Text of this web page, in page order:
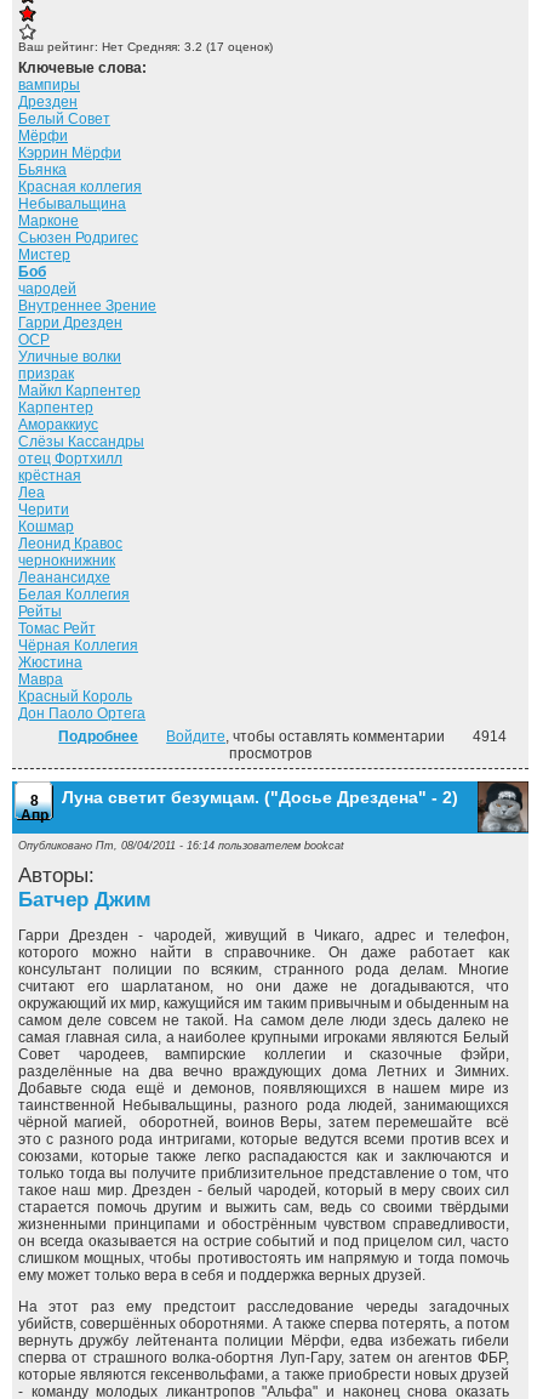
Ваш рейтинг: Нет Средняя: 3.2 (17 оценок)
Ключевые слова:
вампиры
Дрезден
Белый Совет
Мёрфи
Кэррин Мёрфи
Бьянка
Красная коллегия
Небывальщина
Марконе
Сьюзен Родригес
Мистер
Боб
чародей
Внутреннее Зрение
Гарри Дрезден
ОСР
Уличные волки
призрак
Майкл Карпентер
Карпентер
Амораккиус
Слёзы Кассандры
отец Фортхилл
крёстная
Леа
Черити
Кошмар
Леонид Кравос
чернокнижник
Леанансидхе
Белая Коллегия
Рейты
Томас Рейт
Чёрная Коллегия
Жюстина
Мавра
Красный Король
Дон Паоло Ортега
Подробнее о Могила в подарок. ("Досье Дрездена" - 3)
Войдите, чтобы оставлять комментарии
4914
просмотров
8
Апр
Луна светит безумцам. ("Досье Дрездена" - 2)
Опубликовано Пт, 08/04/2011 - 16:14 пользователем bookcat
Авторы:
Батчер Джим
Гарри Дрезден - чародей, живущий в Чикаго, адрес и телефон,
которого можно найти в справочнике. Он даже работает как
консультант полиции по всяким, странного рода делам. Многие
считают его шарлатаном, но они даже не догадываются, что
окружающий их мир, кажущийся им таким привычным и обыденным на
самом деле совсем не такой. На самом деле люди здесь далеко не
самая главная сила, а наиболее крупными игроками являются Белый
Совет чародеев, вампирские коллегии и сказочные фэйри,
разделённые на два вечно враждующих дома Летних и Зимних.
Добавьте сюда ещё и демонов, появляющихся в нашем мире из
таинственной Небывальщины, разного рода людей, занимающихся
чёрной магией, оборотней, воинов Веры, затем перемешайте всё
это с разного рода интригами, которые ведутся всеми против всех и
союзами, которые также легко распадаюстся как и заключаются и
только тогда вы получите приблизительное представление о том, что
такое наш мир. Дрезден - белый чародей, который в меру своих сил
старается помочь другим и выжить сам, ведь со своими твёрдыми
жизненными принципами и обострённым чувством справедливости,
он всегда оказывается на острие событий и под прицелом сил, часто
слишком мощных, чтобы противостоять им напрямую и тогда помочь
ему может только вера в себя и поддержка верных друзей.
На этот раз ему предстоит расследование череды загадочных
убийств, совершённых оборотнями. А также сперва потерять, а потом
вернуть дружбу лейтенанта полиции Мёрфи, едва избежать гибели
сперва от страшного волка-обортня Луп-Гару, затем он агентов ФБР,
которые являются гексенвольфами, а также приобрести новых друзей
- команду молодых ликантропов "Альфа" и наконец снова оказать